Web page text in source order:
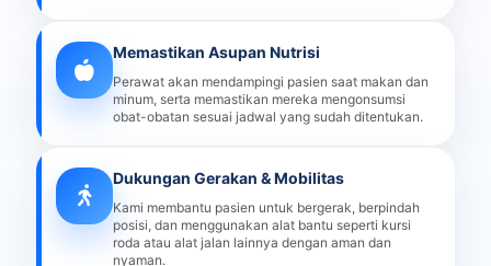
Memastikan Asupan Nutrisi
Perawat akan mendampingi pasien saat makan dan
minum, serta memastikan mereka mengonsumsi
obat-obatan sesuai jadwal yang sudah ditentukan.
Dukungan Gerakan & Mobilitas
Kami membantu pasien untuk bergerak, berpindah
posisi, dan menggunakan alat bantu seperti kursi
roda atau alat jalan lainnya dengan aman dan
nyaman.